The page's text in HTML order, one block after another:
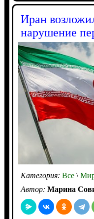
Иран
нарушение
Категория: Все\
Автор: Марина